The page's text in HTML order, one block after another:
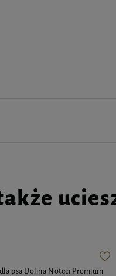
wciskając zawleczkę do wnętrza
podczas treninigu.
psa Dolina Noteci Premium